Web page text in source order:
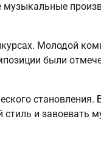
Молодой
были
становления.
стиль и завоевать